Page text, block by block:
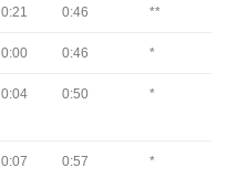
0:21 0:46 **
0:00 0:46 *
0:04 0:50 *
0:07 0:57 *